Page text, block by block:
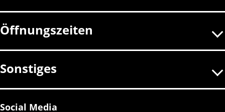
Öffnungszeiten
Sonstiges
Social Media